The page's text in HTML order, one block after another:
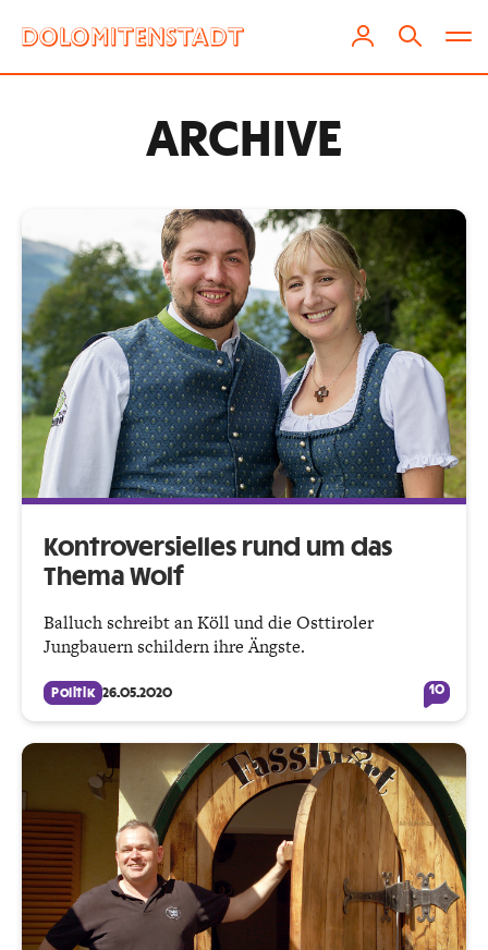
ARCHIVE
Kontroversielles rund um das
Thema Wolf
Balluch schreibt an Köll und die Osttiroler
Jungbauern schildern ihre Ängste.
Politik 26.05.2020 10